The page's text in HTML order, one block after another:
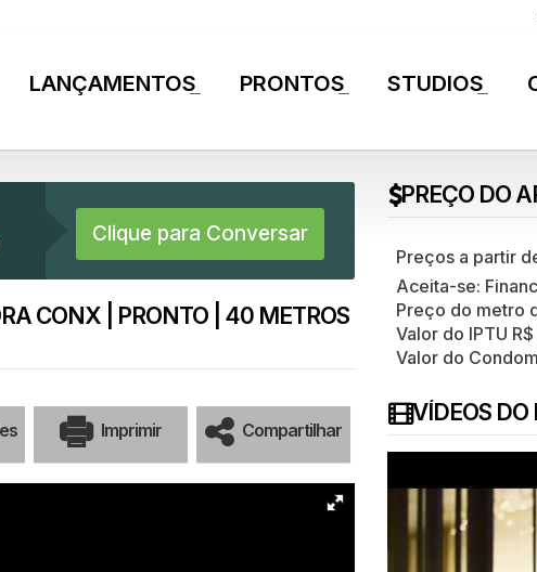
STUDIOS
PRONTOS
LANÇAMENTOS
Clique para Conversar
CONX | PRONTO | 40 METROS
Imprimir Compartilhar
PREÇO DO
Aceita-se:
Preço do metro
Valor do IPTU R$
Valor do
VÍDEOS DO